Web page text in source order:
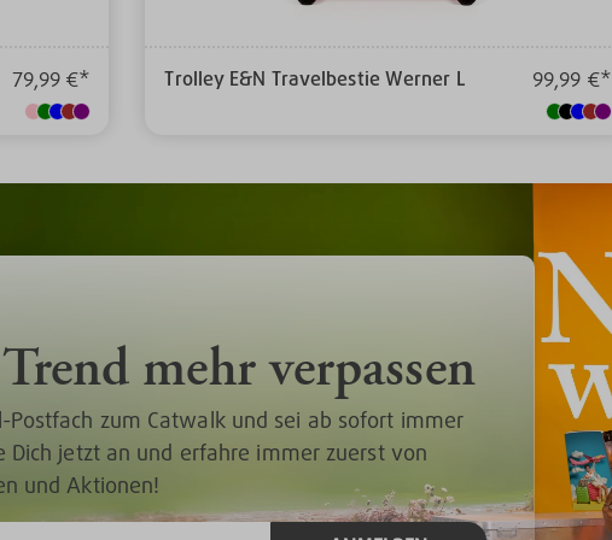
79,99 €* Trolley E&N Travelbestie Werner L 99,99 €*
mehr verpassen
Postfach zum Catwalk und sei ab sofort immer
Dich jetzt an und erfahre immer zuerst von
und Aktionen!